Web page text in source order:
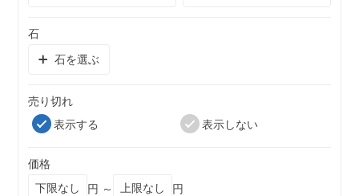
石
石を選ぶ
売り切れ
表示する
表示しない
価格
円 ～
円